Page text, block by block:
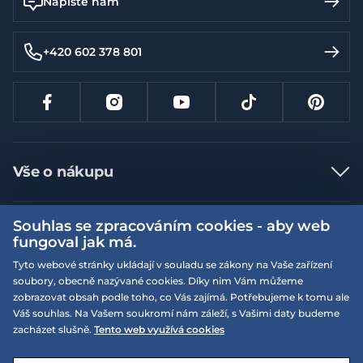
+420 602 378 801
Vše o nákupu
Jak nakupovat
Nejčastější dotazy
Doprava a platba
Vrácení a výměna zboží
Reklamace
Velikostní tabulky
Více informací
Obchodní podmínky
Podmínky EQS věrnostního klubu
On-line katalogy
Naše prodejny
EQS Rudná
E-shop vytvořila a technicky zajišťujeSIMPLIA.cz
Souhlas se zpracováním cookies - aby web
fungoval jak má.
Tyto webové stránky ukládají v souladu se zákony na Vaše zařízení
soubory, obecně nazývané cookies. Díky nim Vám můžeme
zobrazovat obsah podle toho, co Vás zajímá. Potřebujeme k tomu ale
Váš souhlas. Na Vašem soukromí nám záleží, s Vašimi daty budeme
zacházet slušně. Tento web využívá cookies